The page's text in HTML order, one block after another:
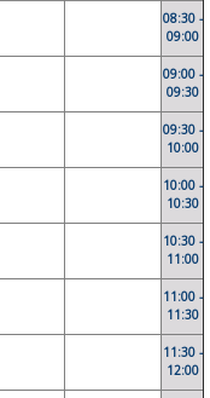
08:30 -
09:00
09:00 -
09:30
09:30 -
10:00
10:00 -
10:30
10:30 -
11:00
11:00 -
11:30
11:30 -
12:00